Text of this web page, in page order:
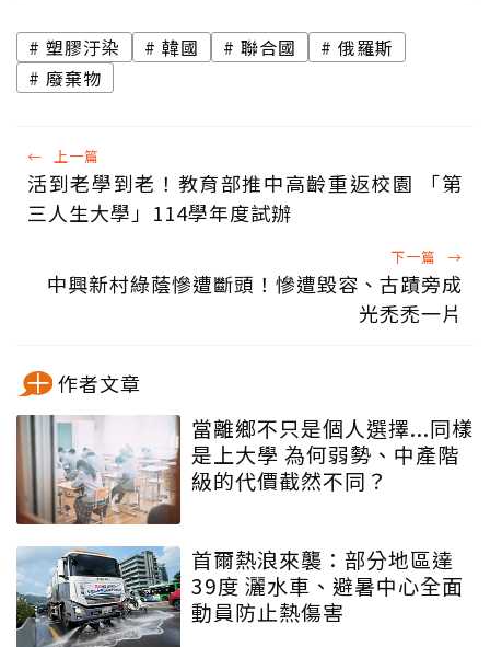
塑膠汙染 韓國 聯合國
俄羅斯
廢棄物
← 上一篇
活到老學到老！教育部推中高齡重返校園 「第
三人生大學」114學年度試辦
下一篇 →
中興新村綠蔭慘遭斷頭！慘遭毀容、古蹟旁成
光禿禿一片
作者文章
當離鄉不只是個人選擇...同樣
是上大學 為何弱勢、中產階
級的代價截然不同？
首爾熱浪來襲：部分地區達
39度 灑水車、避暑中心全面
動員防止熱傷害